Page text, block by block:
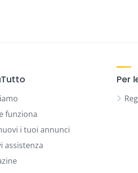
funziona
i tuoi annunci
assistenza
Per